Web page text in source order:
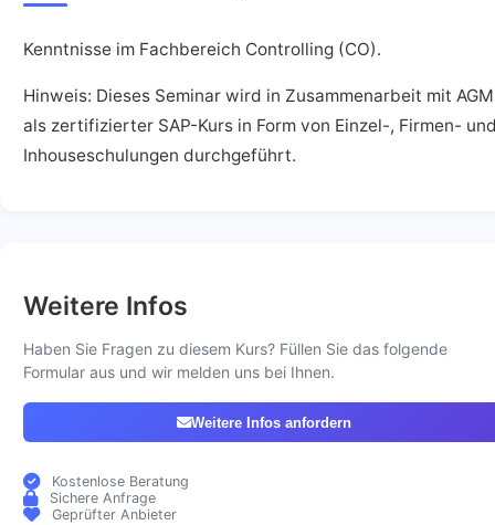
Kenntnisse im Fachbereich Controlling (CO).
Hinweis: Dieses Seminar wird in Zusammenarbeit mit AGM
als zertifizierter SAP-Kurs in Form von Einzel-, Firmen-
Inhouseschulungen durchgeführt.
Weitere Infos
Haben Sie Fragen zu diesem Kurs? Füllen Sie das folgende
Formular aus und wir melden uns bei Ihnen.
Weitere Infos anfordern
Kostenlose Beratung
Sichere Anfrage
Geprüfter Anbieter